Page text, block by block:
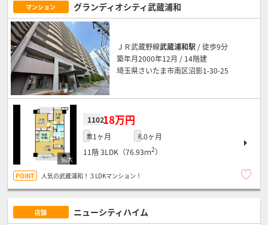
マンション グランディオシティ武蔵浦和
ＪＲ武蔵野線武蔵浦和駅 / 徒歩9分
築年月2000年12月 / 14階建
埼玉県さいたま市南区沼影1-30-25
110218万円
敷1ヶ月 礼0ヶ月
11階3LDK（76.93ｍ2）
人気の武蔵浦和！３LDKマンション！
店舗 ニューシティハイム